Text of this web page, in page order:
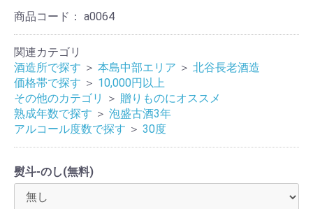
商品コード： a0064
関連カテゴリ
酒造所で探す ＞ 本島中部エリア ＞ 北谷長老酒造
価格帯で探す ＞ 10,000円以上
その他のカテゴリ
＞ 贈りものにオススメ
熟成年数で探す ＞ 泡盛古酒3年
アルコール度数で探す ＞ 30度
熨斗-のし(無料)